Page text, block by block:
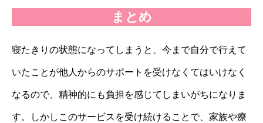
まとめ
寝たきりの状態になってしまうと、今まで自分で行えて
いたことが他人からのサポートを受けなくてはいけなく
なるので、精神的にも負担を感じてしまいがちになりま
す。しかしこのサービスを受け続けることで、家族や療